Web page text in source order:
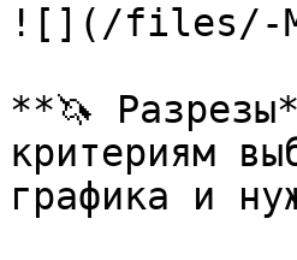
![](/files/-
**🦄
критериям
графика и